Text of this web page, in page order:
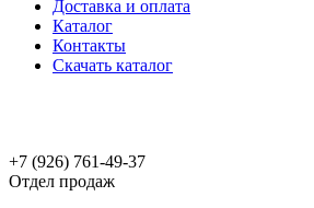
Доставка и оплата
Каталог
Контакты
Скачать каталог
+7 (926) 761-49-37
Отдел продаж